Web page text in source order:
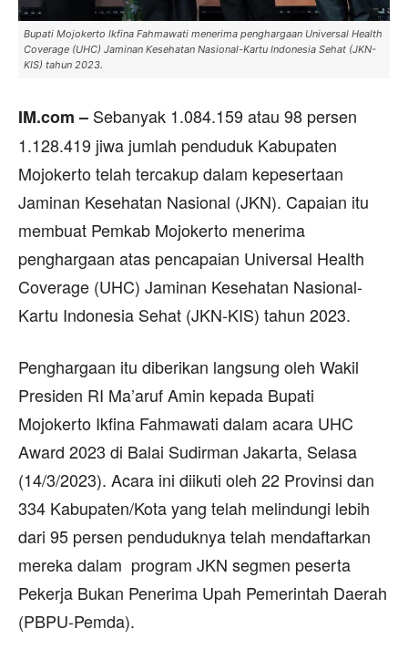
Bupati Mojokerto Ikfina Fahmawati menerima penghargaan Universal Health
Coverage (UHC) Jaminan Kesehatan Nasional-Kartu Indonesia Sehat (JKN-
KIS) tahun 2023.
IM.com – Sebanyak 1.084.159 atau 98 persen
1.128.419 jiwa jumlah penduduk Kabupaten
Mojokerto telah tercakup dalam kepesertaan
Jaminan Kesehatan Nasional (JKN). Capaian itu
membuat Pemkab Mojokerto menerima
penghargaan atas pencapaian Universal Health
Coverage (UHC) Jaminan Kesehatan Nasional-
Kartu Indonesia Sehat (JKN-KIS) tahun 2023.
Penghargaan itu diberikan langsung oleh Wakil
Presiden RI Ma’aruf Amin kepada Bupati
Mojokerto Ikfina Fahmawati dalam acara UHC
Award 2023 di Balai Sudirman Jakarta, Selasa
(14/3/2023). Acara ini diikuti oleh 22 Provinsi dan
334 Kabupaten/Kota yang telah melindungi lebih
dari 95 persen penduduknya telah mendaftarkan
mereka dalam program JKN segmen peserta
Pekerja Bukan Penerima Upah Pemerintah Daerah
(PBPU-Pemda).